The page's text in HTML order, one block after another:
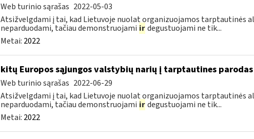
Web turinio sąrašas 2022-05-03
Atsižvelgdami į tai, kad Lietuvoje nuolat organizuojamos tarptautinės
neparduodami, tačiau demonstruojami ir degustuojami ne tik...
Metai: 2022
kitų Europos sąjungos valstybių narių į tarptautines
Web turinio sąrašas 2022-06-29
Atsižvelgdami į tai, kad Lietuvoje nuolat organizuojamos tarptautinės
neparduodami, tačiau demonstruojami ir degustuojami ne tik...
Metai: 2022